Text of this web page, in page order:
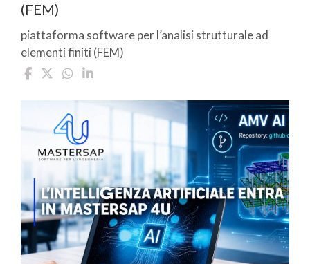
(FEM)
piattaforma software per l’analisi strutturale ad
elementi finiti (FEM)